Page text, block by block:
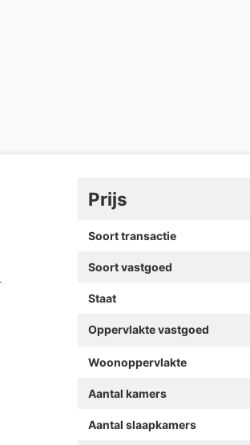
Prijs
Soort transactie
Soort vastgoed
Staat
Oppervlakte vastgoed
Woonoppervlakte
Aantal kamers
Aantal slaapkamers